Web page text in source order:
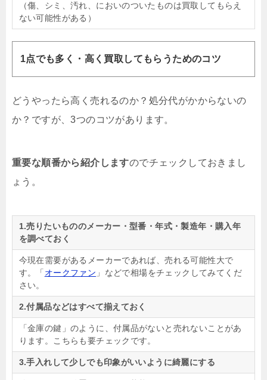
（傷、シミ、汚れ、においのついたものは買取してもらえ
ない可能性がある）
1点でも多く・高く買取してもらうためのコツ
どうやったら高く売れるのか？処分代がかからないの
か？ですが、3つのコツがあります。
重要な順番から紹介しますのでチェックしておきまし
ょう。
1.売りたいもののメーカー・型番・年式・製造年・購入年
を調べておく
今現在需要があるメーカーであれば、売れる可能性大で
す。「 オークファン 」などで相場をチェックしてみてくだ
さい。
2.付属品などはすべて揃えておく
「金庫の鍵」のように、付属品がないと売れないことがあ
ります。こちらも要チェックです。
3.手入れして少しでも印象がいいように綺麗にする